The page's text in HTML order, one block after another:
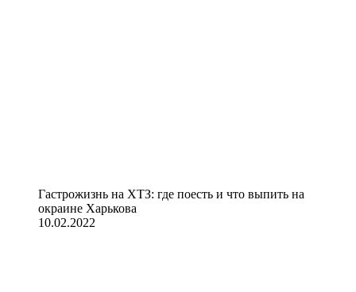
Гастрожизнь на ХТЗ: где поесть и что выпить на
окраине Харькова
10.02.2022